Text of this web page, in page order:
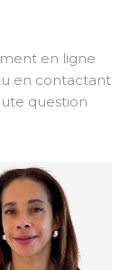
en ligne
en contactant
question